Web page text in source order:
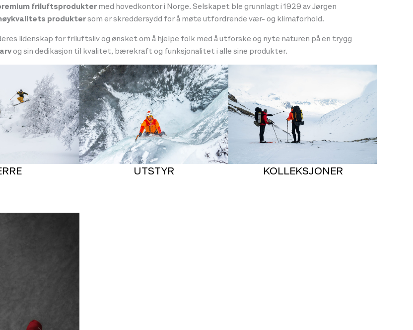
friluftsproduktermed hovedkontor i Norge. Selskapet ble grunnlagt i 1929 av Jørgen
produktersom er skreddersydd for å møte utfordrende vær- og klimaforhold.
lidenskap for friluftsliv og ønsket om å hjelpe folk med å utforske og nyte naturen på en trygg
og sin dedikasjon til kvalitet, bærekraft og funksjonalitet i alle sine produkter.
UTSTYR KOLLEKSJONER